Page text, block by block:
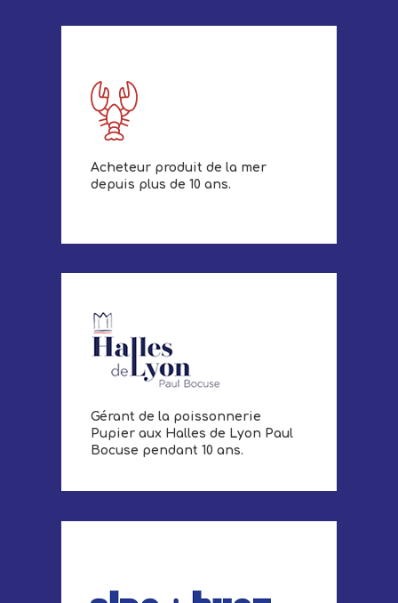
Acheteur produit de la mer
depuis plus de 10 ans.
Gérant de la poissonnerie
Pupier aux Halles de Lyon Paul
Bocuse pendant 10 ans.